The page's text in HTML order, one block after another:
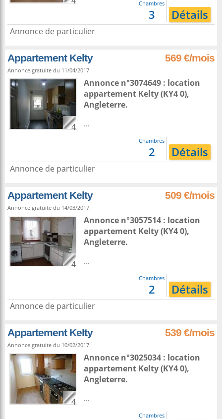
Chambres
3 Détails
Annonce de particulier
Appartement Kelty 569 €/mois
Annonce gratuite du 11/04/2017.
4
Annonce n°3074649 : location
appartement Kelty(KY4 0),
Angleterre.
...
Chambres
2 Détails
Annonce de particulier
Appartement Kelty 509 €/mois
Annonce gratuite du 14/03/2017.
4
Annonce n°3057514 : location
appartement Kelty(KY4 0),
Angleterre.
...
Chambres
2 Détails
Annonce de particulier
Appartement Kelty 539 €/mois
Annonce gratuite du 10/02/2017.
4
Annonce n°3025034 : location
appartement Kelty(KY4 0),
Angleterre.
...
Chambres